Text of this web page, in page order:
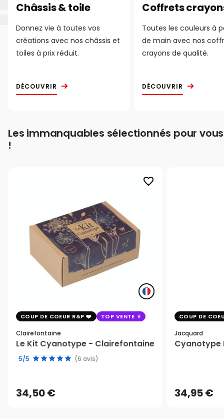
Châssis & toile
Donnez vie à toutes vos
créations avec nos châssis et
toiles à prix réduit.
DÉCOUVRIR
Coffrets
Toutes les couleurs à
de main avec nos
crayons de qualité.
DÉCOUVRIR
Les immanquables sélectionnés pour vous
!
favorite_border
COUP DE COEUR R&P TOP VENTE
Clairefontaine
Le Kit Cyanotype - Clairefontaine
5/5 (6 avis)
34,50 €
COUP DE
Jacquard
Cyanotype
34,95 €